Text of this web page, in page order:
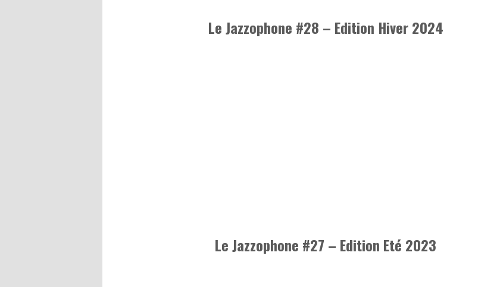
Le Jazzophone #28 – Edition Hiver 2024
Le Jazzophone #27 – Edition Eté 2023